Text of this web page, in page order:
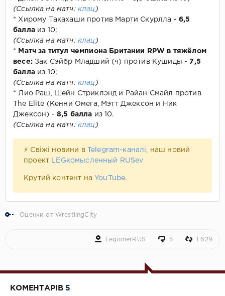
(Ссылка на матч: клац)
* Хирому Такахаши против Марти Скурлла - 6,5
баллаиз 10;
(Ссылка на матч: клац)
*
Матч за титул чемпиона Британии RPW в тяжёлом
весе:Зак Сэйбр Младший (ч) против Кушиды - 7,5
баллаиз 10;
(Ссылка на матч: клац)
* Лио Раш, Шейн Стриклэнд и Райан Смайл против
The Elite (Кенни Омега, Мэтт Джексон и Ник
Джексон) - 8,5 балла из 10.
(Ссылка на матч: клац)
⚡ Свіжі новини в Telegram-каналі
, наш новий
проект
LEGкомысленный RUSev
Крутий контент на YouTube.
Оценки от WrestlingCity
LegionerRUS 5 1 629
КОМЕНТАРІВ5